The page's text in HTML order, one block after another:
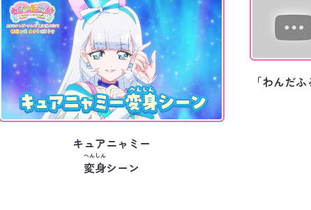
キュアニャミー
変身
へんしん
シーン
「わんだ